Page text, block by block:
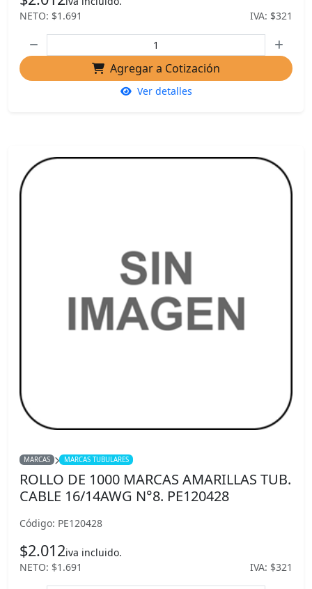
NETO: $1.691
IVA: $321
Agregar a Cotización
Ver detalles
MARCAS MARCAS TUBULARES
ROLLO DE 1000 MARCAS AMARILLAS TUB.
CABLE 16/14AWG N°8. PE120428
Código: PE120428
$2.012iva incluido.
NETO: $1.691
IVA: $321